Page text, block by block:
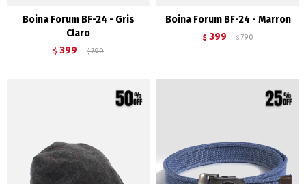
Boina Forum BF-24 - Gris
Claro
$ 399 $ 790
Boina Forum BF-24 - Marron
$ 399 $ 790